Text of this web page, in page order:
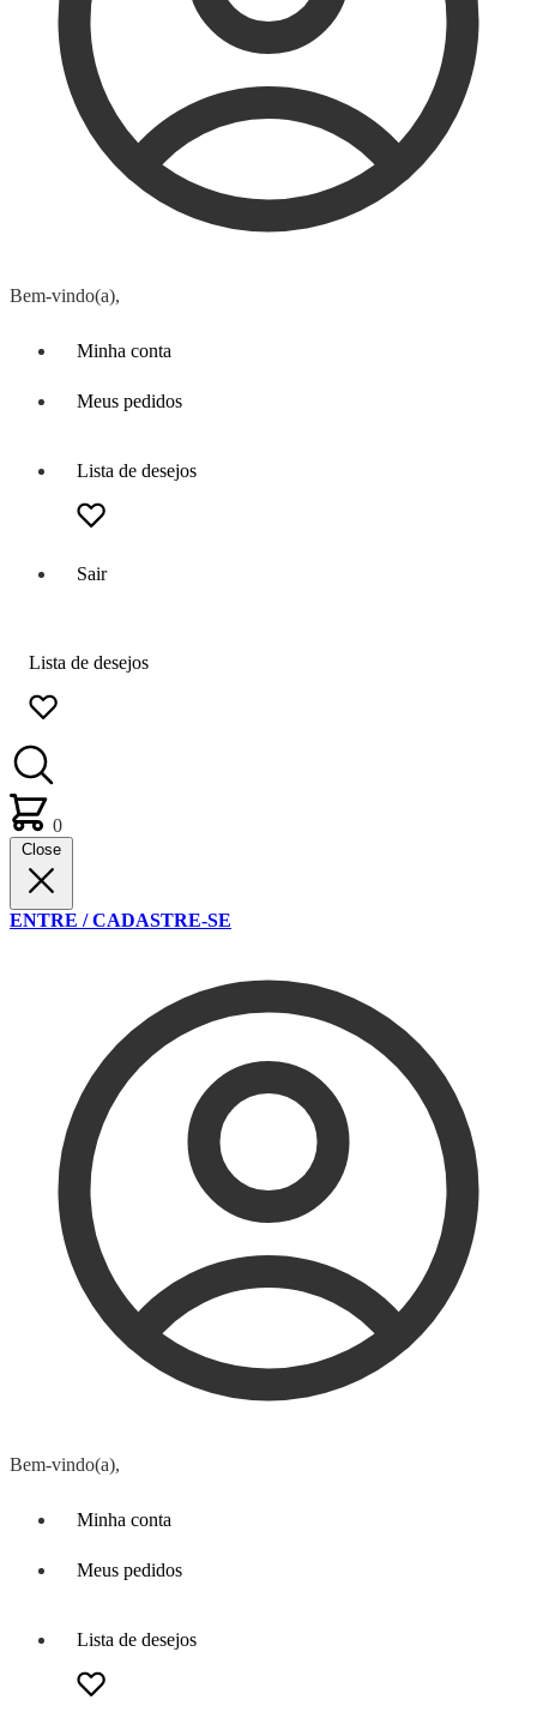
Bem-vindo(a),
Minha conta
Meus pedidos
Lista de desejos
Sair
Lista de desejos
0
Close
ENTRE / CADASTRE-SE
Bem-vindo(a),
Minha conta
Meus pedidos
Lista de desejos